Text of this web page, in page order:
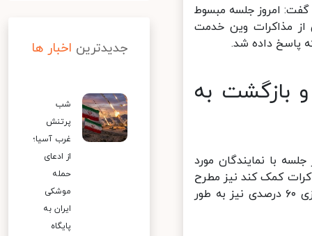
امروز جلسه مبسوط
مذاکرات وین خدمت
پاسخ داده شد.
بازگشت به
با نمایندگان مورد
کمک کند نیز مطرح
شد، درباره ابعاد مختلف قانون اقدام راهبردی برای لغو تحریم‌ها و غنی سازی ۶۰ درصدی نیز به طور
جدیدترین اخبار ها
شب
پرتنش
غرب آسیا؛
از ادعای
حمله
موشکی
ایران به
پایگاه